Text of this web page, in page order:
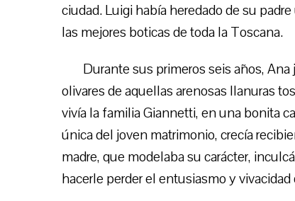
ciudad. Luigi había heredado de su
las mejores boticas de toda la Toscana.
Durante sus primeros seis años,
olivares de aquellas arenosas llanuras
vivía la familia Giannetti, en una bonita
única del joven matrimonio, crecía
madre, que modelaba su carácter,
hacerle perder el entusiasmo y